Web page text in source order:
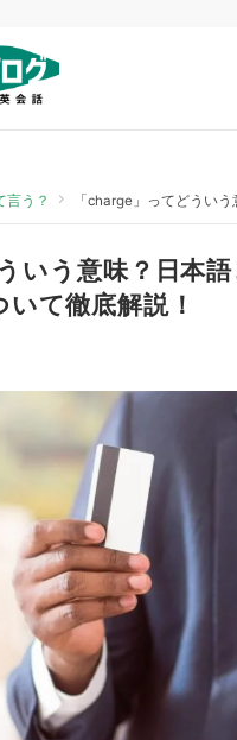
言う？ 「charge」ってどうい
いう意味？日本
て徹底解説！